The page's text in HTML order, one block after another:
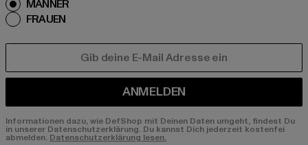
MÄNNER
FRAUEN
ANMELDEN
Informationen dazu, wie DefShop mit Deinen Daten umgeht, findest Du
in unserer Datenschutzerklärung. Du kannst Dich jederzeit kostenfei
abmelden. Datenschutzerklärung lesen.